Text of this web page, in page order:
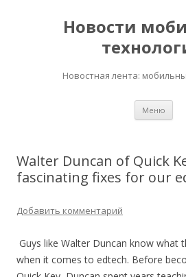
Новости
Новостная лента:
Меню
Walter Duncan of Quick
fascinating fixes for our
Добавить комментарий
Guys like Walter Duncan know what
when it comes to edtech. Before